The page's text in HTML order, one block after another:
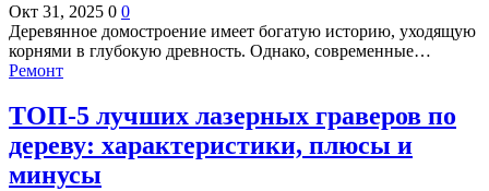
Окт 31, 2025 0 0
Деревянное домостроение имеет богатую историю, уходящую
корнями в глубокую древность. Однако, современные…
Ремонт
ТОП-5 лучших лазерных граверов по
дереву: характеристики, плюсы и
минусы